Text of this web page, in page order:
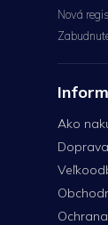
Nová
Ako